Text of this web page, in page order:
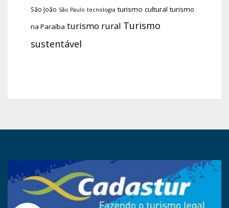
São João São Paulo tecnologia turismo cultural turismo
na Paraíba turismo rural Turismo
sustentável